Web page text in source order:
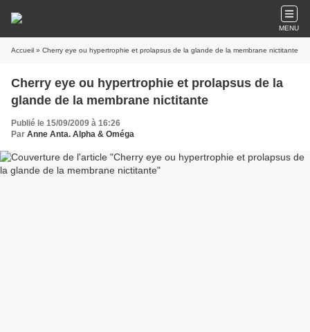
MENU
Accueil » Cherry eye ou hypertrophie et prolapsus de la glande de la membrane nictitante
Cherry eye ou hypertrophie et prolapsus de la
glande de la membrane nictitante
Publié le 15/09/2009 à 16:26
Par Anne Anta. Alpha & Oméga